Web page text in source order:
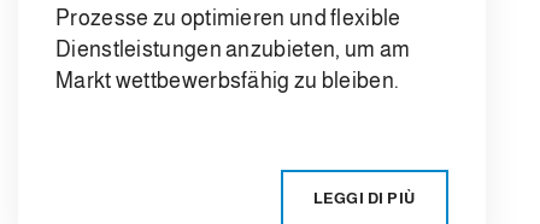
Prozesse zu optimieren und flexible
Dienstleistungen anzubieten, um am
Markt wettbewerbsfähig zu bleiben.
LEGGI DI PIÙ